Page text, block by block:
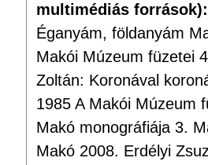
multimédiás források):
Éganyám, földanyám
Makói Múzeum füzetei
Zoltán: Koronával
1985 A Makói Múzeum
Makó monográfiája 3.
Makó 2008. Erdélyi